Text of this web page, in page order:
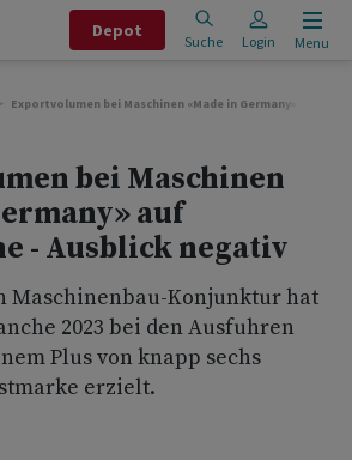
Depot
Suche Login Menu
Exportvolumen bei Maschinen «Made in Germany» auf
bei Maschinen
auf
- Ausblick negativ
Maschinenbau-Konjunktur hat
2023 bei den Ausfuhren
Plus von knapp sechs
erzielt.